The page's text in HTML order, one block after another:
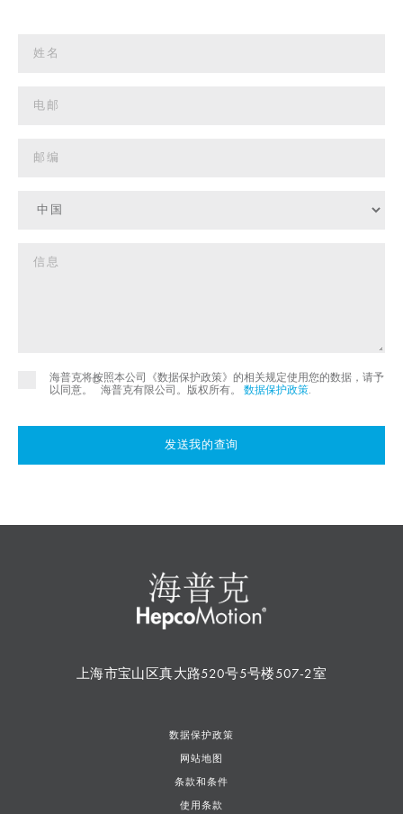
海普克将按照本公司《数据保护政策》的相关规定使用您的数据，请予
以同意。
©
海普克有限公司。版权所有。 数据保护政策
发送我的查询
上海市宝山区真大路520号5号楼507-2室
数据保护政策
网站地图
条款和条件
使用条款